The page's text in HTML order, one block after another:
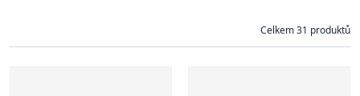
Celkem 31 produktů